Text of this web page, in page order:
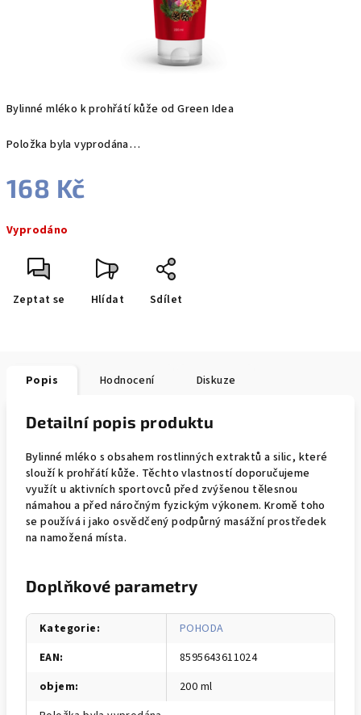
Bylinné mléko k prohřátí kůže od Green Idea
Položka byla vyprodána…
168 Kč
cena:
Vyprodáno
Zeptat se Hlídat Sdílet
Popis Hodnocení Diskuze
Detailní popis produktu
Bylinné mléko s obsahem rostlinných extraktů a silic, které
slouží k prohřátí kůže. Těchto vlastností doporučujeme
využít u aktivních sportovců před zvýšenou tělesnou
námahou a před náročným fyzickým výkonem. Kromě toho
se používá i jako osvědčený podpůrný masážní prostředek
na namožená místa.
Doplňkové parametry
Kategorie:
POHODA
EAN:
8595643611024
objem:
200 ml